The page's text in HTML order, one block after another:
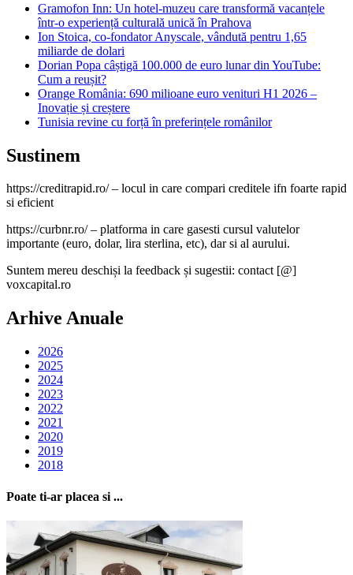
Gramofon Inn: Un hotel-muzeu care transformă vacanțele
într-o experiență culturală unică în Prahova
Ion Stoica, co-fondator Anyscale, vândută pentru 1,65
miliarde de dolari
Dorian Popa câștigă 100.000 de euro lunar din YouTube:
Cum a reușit?
Orange România: 690 milioane euro venituri H1 2026 –
Inovație și creștere
Tunisia revine cu forță în preferințele românilor
Sustinem
https://creditrapid.ro/ – locul in care compari creditele ifn foarte rapid
si eficient
https://curbnr.ro/ – platforma in care gasesti cursul valutelor
importante (euro, dolar, lira sterlina, etc), dar si al aurului.
Suntem mereu deschiși la feedback și sugestii: contact [@]
voxcapital.ro
Arhive Anuale
2026
2025
2024
2023
2022
2021
2020
2019
2018
Poate ti-ar placea si ...